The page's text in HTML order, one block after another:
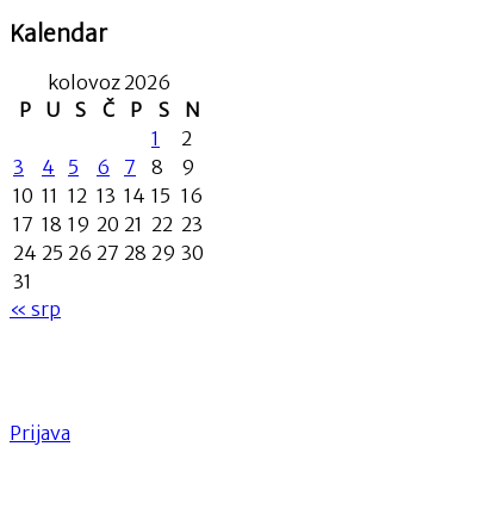
Kalendar
kolovoz 2026
P
U S Č P S
N
1
2
3
4 5 6 7 8
9
10 11 12 13 14 15 16
17 18 19 20 21 22 23
24 25 26 27 28 29 30
31
« srp
Prijava